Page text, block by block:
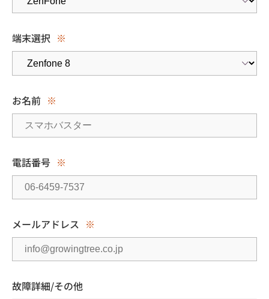
端末選択 ※
お名前 ※
電話番号 ※
メールアドレス ※
故障詳細/その他